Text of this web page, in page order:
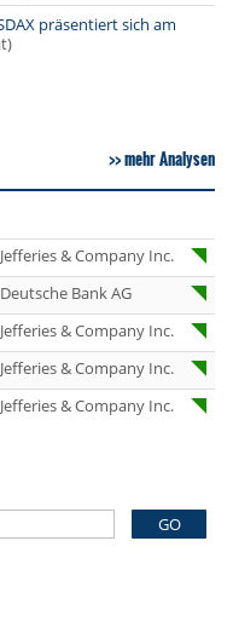
präsentiert sich am
mehr Analysen
Jefferies & Company Inc.
Deutsche Bank AG
Jefferies & Company Inc.
Jefferies & Company Inc.
Jefferies & Company Inc.
GO